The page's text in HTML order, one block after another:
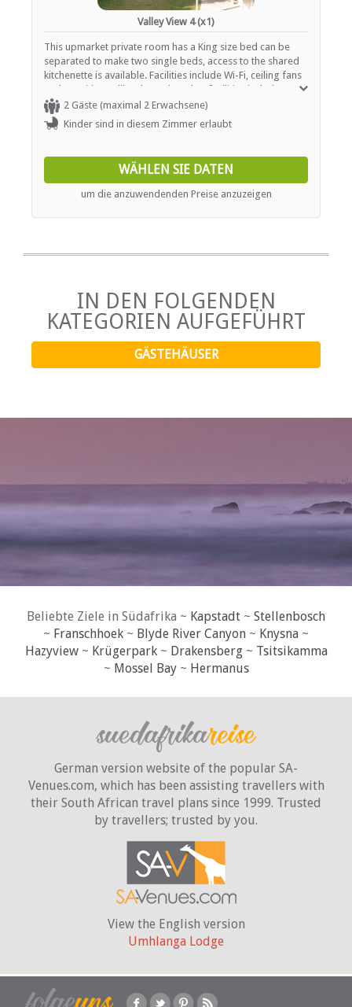
Valley View 4 (x1)
This upmarket private room has a King size bed can be
separated to make two single beds, access to the shared
kitchenette is available. Facilities include Wi-Fi, ceiling fans
and TV with satellite channels. Other facilities include a
designated smoking area, Wi-Fi, barbeque, pool, outside
patio area and Washing and Ironing at an extra charge.
2 Gäste (maximal 2 Erwachsene)
Kinder sind in diesem Zimmer erlaubt
WÄHLEN SIE DATEN
um die anzuwendenden Preise anzuzeigen
IN DEN FOLGENDEN
KATEGORIEN AUFGEFÜHRT
GÄSTEHÄUSER
Beliebte Ziele in Südafrika ~ Kapstadt ~ Stellenbosch
~ Franschhoek ~ Blyde River Canyon ~ Knysna ~
Hazyview~ Krügerpark~ Drakensberg~ Tsitsikamma
~ Mossel Bay~ Hermanus
German version website of the popular SA-
Venues.com, which has been assisting travellers with
their South African travel plans since 1999. Trusted
by travellers; trusted by you.
View the English version
Umhlanga Lodge